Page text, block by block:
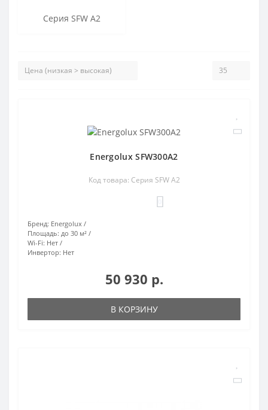
Cерия SFW А2
Energolux SFW300A2
Код товара: Cерия SFW А2
Бренд: Energolux
Площадь: до 30 м²
Wi-Fi: Нет
Инвертор: Нет
50 930 р.
В КОРЗИНУ